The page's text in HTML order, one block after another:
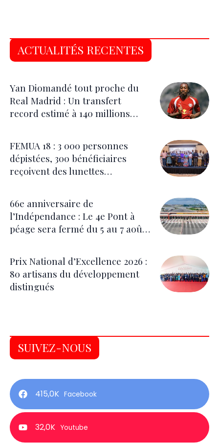
ACTUALITÉS RECENTES
Yan Diomandé tout proche du
Real Madrid : Un transfert
record estimé à 140 millions
FEMUA 18 : 3 000 personnes
dépistées, 300 bénéficiaires
reçoivent des lunettes
66e anniversaire de
l’Indépendance : Le 4e Pont à
péage sera fermé du 5 au 7 août
Prix National d’Excellence 2026 :
80 artisans du développement
distingués
SUIVEZ-NOUS
415,0K Facebook
32,0K Youtube